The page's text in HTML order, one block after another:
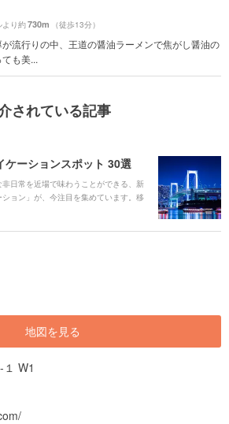
より約730m （徒歩13分）
流行りの中、王道の醤油ラーメンで焦がし醤油の
も美...
されている記事
ーションスポット 30選
日常を近場で味わうことができる、新
ョン」が、今注目を集めています。移
地図を見る
W1